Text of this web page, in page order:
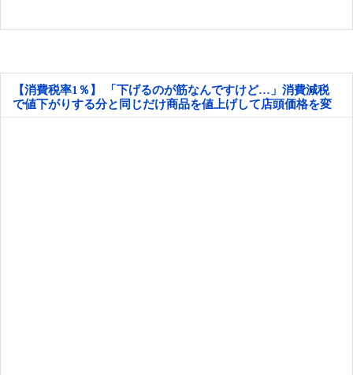
【消費税率1％】 「下げるのが筋なんですけど…」消費減税
で値下がりする分と同じだけ商品を値上げして店頭価格を変
えない店も